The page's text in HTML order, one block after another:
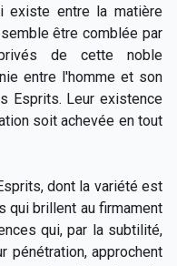
existe entre la matière
être comblée par
de cette noble
entre l'homme et son
Esprits. Leur existence
soit achevée en tout
dont la variété est
qui brillent au firmament
qui, par la subtilité,
pénétration, approchent